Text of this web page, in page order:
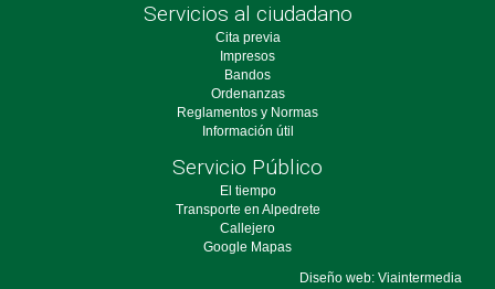
Servicios al ciudadano
Cita previa
Impresos
Bandos
Ordenanzas
Reglamentos y Normas
Información útil
Servicio Público
El tiempo
Transporte en Alpedrete
Callejero
Google Mapas
Diseño web: Viaintermedia